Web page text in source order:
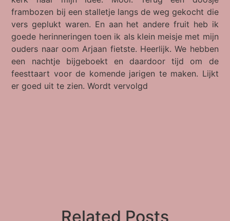
frambozen bij een stalletje langs de weg gekocht die
vers geplukt waren. En aan het andere fruit heb ik
goede herinneringen toen ik als klein meisje met mijn
ouders naar oom Arjaan fietste. Heerlijk. We hebben
een nachtje bijgeboekt en daardoor tijd om de
feesttaart voor de komende jarigen te maken. Lijkt
er goed uit te zien. Wordt vervolgd
Related Posts